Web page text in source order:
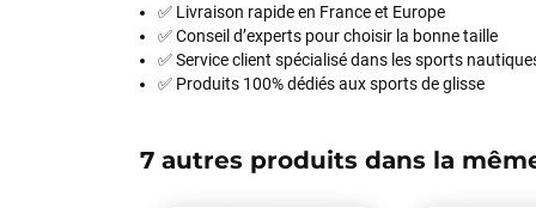
✅ Livraison rapide en France et Europe
✅ Conseil d’experts pour choisir la bonne taille
✅ Service client spécialisé dans les sports
✅ Produits 100% dédiés aux sports de glisse
7 autres produits dans la